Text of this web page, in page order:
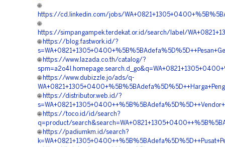
🌐
https://cd.linkedin.com/jobs/
🌐
https://simpangampek.terdekat.or.id/search/label/
🌐 https://blog.fastwork.id/?
🌐 https://www.lazada.co.th/catalog/?
🌐 https://www.dubizzle.jo/ads/q-
🌐 https://distributor.web.id/?
🌐 https://toco.id/id/search?
q=product/
🌐 https://padiumkm.id/search?